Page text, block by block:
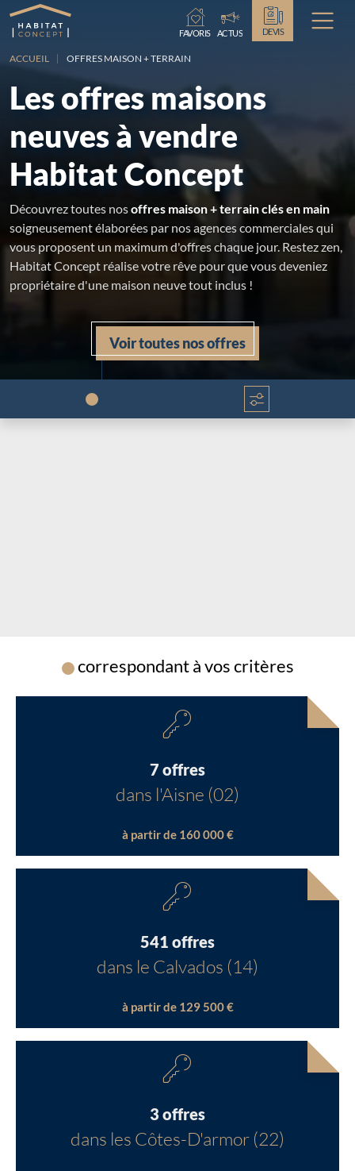
Chargement...
FAVORIS
ACTUS DEVIS
ACCUEIL OFFRES MAISON + TERRAIN
Les offres maisons
neuves à vendre
Habitat Concept
Découvrez toutes nosoffres maison + terrain clés en main
soigneusement élaborées par nos agences commerciales qui
vous proposent un maximum d'offres chaque jour. Restez zen,
Habitat Concept réalise votre rêve pour que vous deveniez
propriétaire d'une maison neuve tout inclus !
Voir toutes nos offres
Chargement...
Chargement...
correspondant à vos critères
7 offres
dans l'Aisne (02)
à partir de 160 000 €
541 offres
dans le Calvados (14)
à partir de 129 500 €
3 offres
dans les Côtes-D'armor (22)